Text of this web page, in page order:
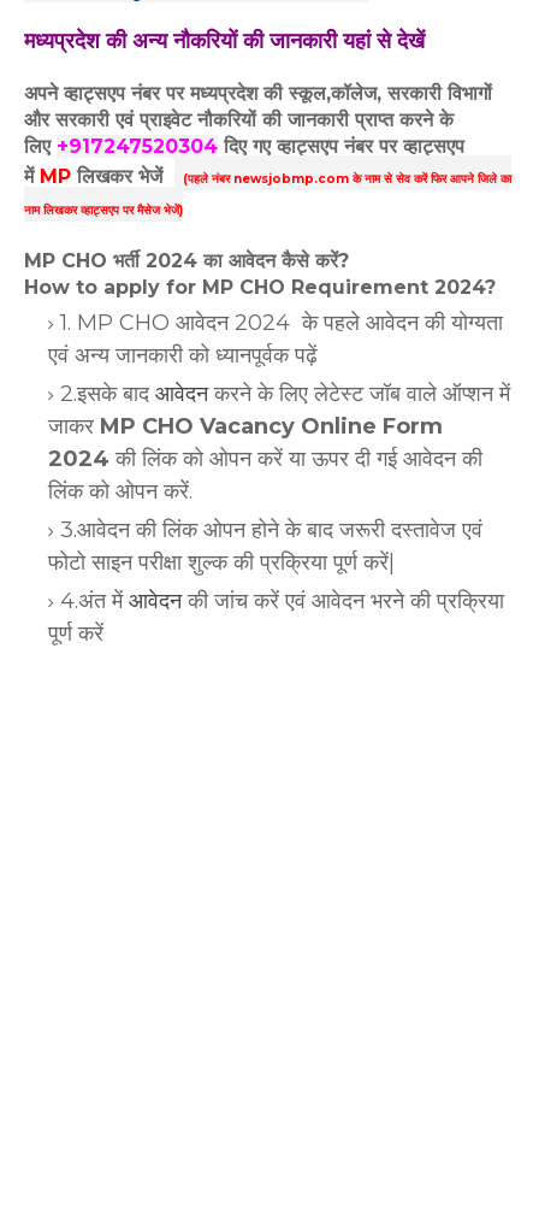
मध्यप्रदेश की अन्य नौकरियों की जानकारी यहां से देखें
अपने व्हाट्सएप नंबर पर मध्यप्रदेश की स्कूल,कॉलेज, सरकारी विभागों
और सरकारी एवं प्राइवेट नौकरियों की जानकारी प्राप्त करने के
लिए +917247520304 दिए गएव्हाट्सएपनंबर पर व्हाट्सएप
में MP लिखकर भेजें (पहले नंबर newsjobmp.com के नाम से सेव करें फिर आपनेजिले का
नाम लिखकर व्हाट्सएप पर मैसेज भेजें)
MP CHO भर्ती 2024 का आवेदन कैसे करें?
How to apply for MP CHO Requirement 2024?
1. MP CHO आवेदन 2024 के पहले आवेदन की योग्यता
एवं अन्य जानकारी को ध्यानपूर्वक पढ़ें
2.इसके बादआवेदनकरने के लिए लेटेस्ट जॉब वाले ऑप्शन में
जाकर MP CHO Vacancy Online Form
2024की लिंक को ओपन करें या ऊपर दी गई आवेदन की
लिंक को ओपन करें.
3.आवेदन की लिंक ओपन होने के बाद जरूरी दस्तावेज एवं
फोटो साइन परीक्षा शुल्क की प्रक्रिया पूर्ण करें|
4.अंत मेंआवेदनकी जांच करें एवं आवेदन भरने की प्रक्रिया
पूर्ण करें